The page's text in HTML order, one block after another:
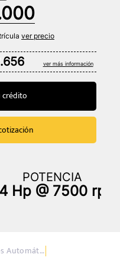
000
ver precio
ver más información
crédito
POTENCIA
Hp @ 7500 rpm
Motos Automáticas o Scooter